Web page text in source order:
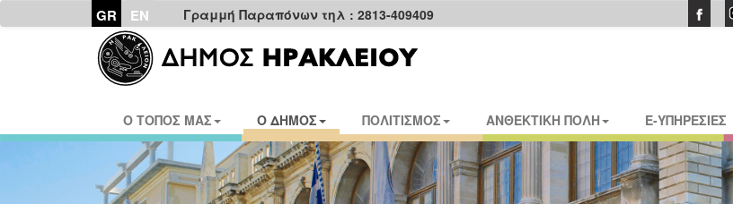
GR EN Γραμμή Παραπόνων τηλ : 2813-409409
Ο ΤΟΠΟΣ ΜΑΣ Ο ΔΗΜΟΣ ΠΟΛΙΤΙΣΜΟΣ ΑΝΘΕΚΤΙΚΗ ΠΟΛΗ E-ΥΠΗΡΕΣΙΕΣ